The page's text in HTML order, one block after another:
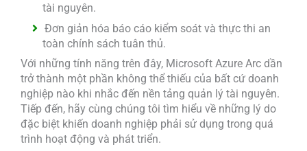
tài nguyên.
Đơn giản hóa báo cáo kiểm soát và thực thi an
toàn chính sách tuân thủ.
Với những tính năng trên đây, Microsoft Azure Arc dần
trở thành một phần không thể thiếu của bất cứ doanh
nghiệp nào khi nhắc đến nền tảng quản lý tài nguyên.
Tiếp đến, hãy cùng chúng tôi tìm hiểu về những lý do
đặc biệt khiến doanh nghiệp phải sử dụng trong quá
trình hoạt động và phát triển.